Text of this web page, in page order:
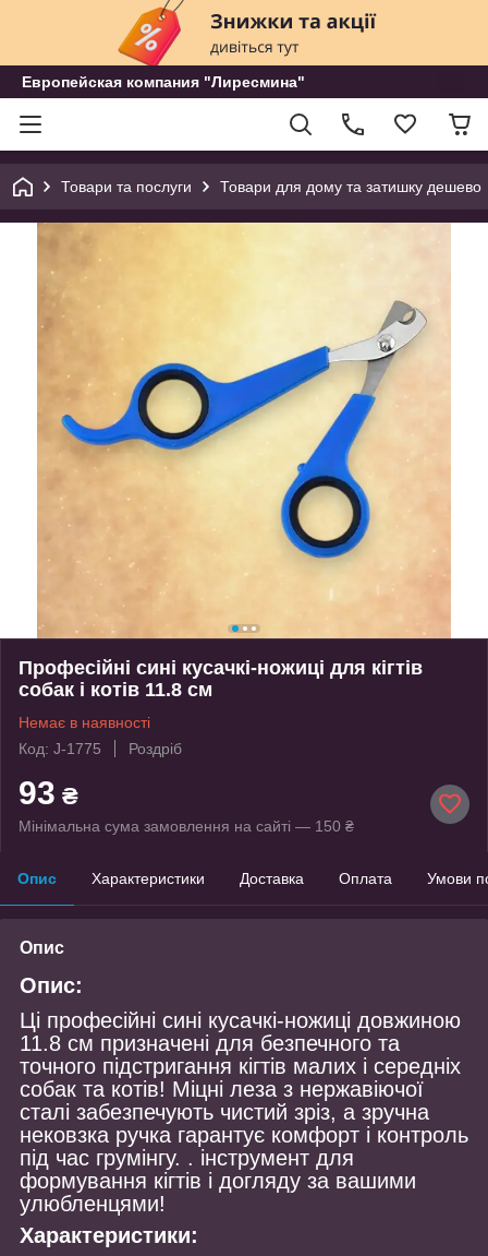
Европейская компания "Лиресмина"
Товари та послуги Товари для дому та затишку дешево
Професійні сині кусачкі-ножиці для кігтів
собак і котів 11.8 см
Немає в наявності
Код: J-1775
Роздріб
93 ₴
Мінімальна сума замовлення на сайті — 150 ₴
Опис Характеристики Доставка Оплата Умови
Опис
Опис:
Ці професійні сині кусачкі-ножиці довжиною
11.8 см призначені для безпечного та
точного підстригання кігтів малих і середніх
собак та котів! Міцні леза з нержавіючої
сталі забезпечують чистий зріз, а зручна
нековзка ручка гарантує комфорт і контроль
під час грумінгу. . інструмент для
формування кігтів і догляду за вашими
улюбленцями!
Характеристики: